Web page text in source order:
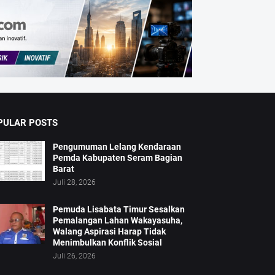
POSTS
Pengumuman Lelang Kendaraan
Pemda Kabupaten Seram Bagian
Barat
Juli 28, 2026
Pemuda Lisabata Timur Sesalkan
Pemalangan Lahan Wakayasuha,
Walang Aspirasi Harap Tidak
Menimbulkan Konflik Sosial
Juli 26, 2026